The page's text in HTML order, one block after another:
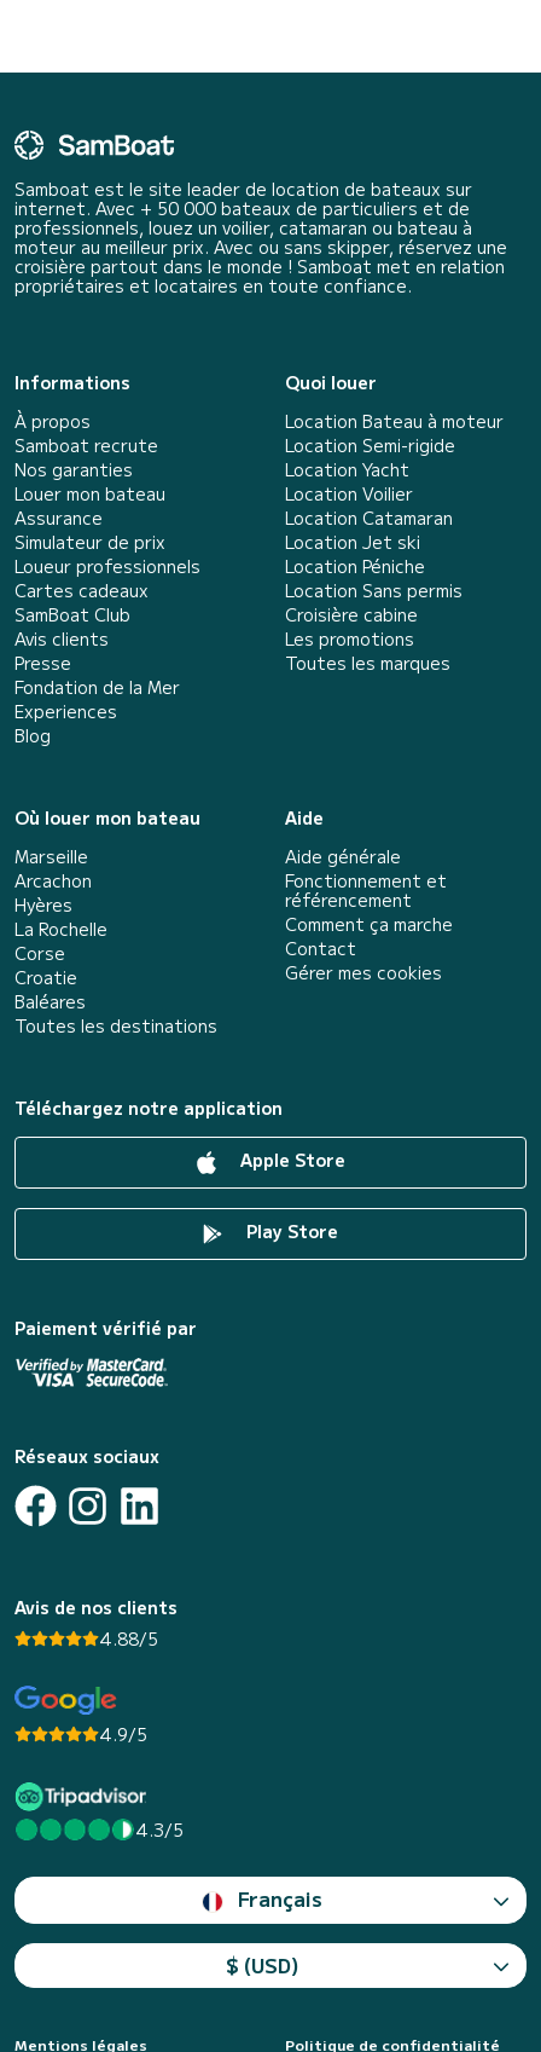
Samboat est le site leader de location de bateaux sur
internet. Avec + 50 000 bateaux de particuliers et de
professionnels, louez un voilier, catamaran ou bateau à
moteur au meilleur prix. Avec ou sans skipper, réservez une
croisière partout dans le monde ! Samboat met en relation
propriétaires et locataires en toute confiance.
Informations
À propos
Samboat recrute
Nos garanties
Louer mon bateau
Assurance
Simulateur de prix
Loueur professionnels
Cartes cadeaux
SamBoat Club
Avis clients
Presse
Fondation de la Mer
Experiences
Blog
Quoi louer
Location Bateau à moteur
Location Semi-rigide
Location Yacht
Location Voilier
Location Catamaran
Location Jet ski
Location Péniche
Location Sans permis
Croisière cabine
Les promotions
Toutes les marques
Où louer mon bateau
Marseille
Arcachon
Hyères
La Rochelle
Corse
Croatie
Baléares
Toutes les destinations
Aide
Aide générale
Fonctionnement et
référencement
Comment ça marche
Contact
Gérer mes cookies
Téléchargez notre application
Apple Store
Play Store
Paiement vérifié par
Réseaux sociaux
Avis de nos clients
4.88/5
4.9/5
4.3/5
Français
$ (USD)
Mentions légales Politique de confidentialité